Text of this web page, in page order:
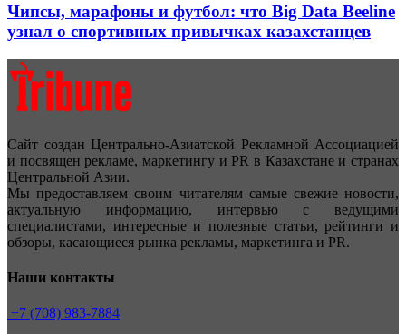
Чипсы, марафоны и футбол: что Big Data Beeline
узнал о спортивных привычках казахстанцев
Сайт создан Центрально-Азиатской Рекламной Ассоциацией
и посвящен рекламе, маркетингу и PR в Казахстане и странах
Центральной Азии.
Мы предоставляем своим читателям самые свежие новости,
актуальную информацию, интервью с ведущими
специалистами, интересные и полезные статьи, рейтинги и
обзоры, касающиеся рынка рекламы, маркетинга и PR.
Наши контакты
+7 (708) 983-7884